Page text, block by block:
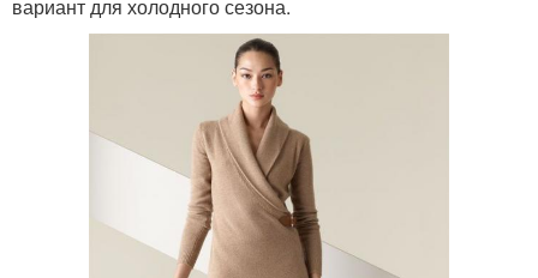
вариант для холодного сезона.